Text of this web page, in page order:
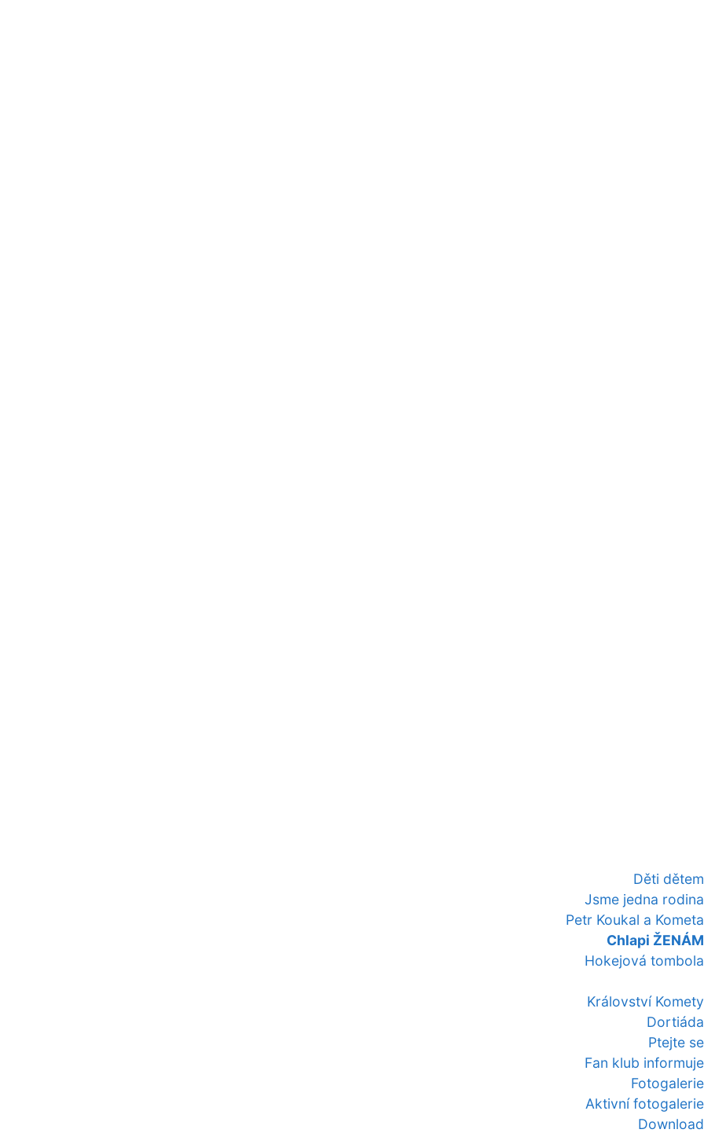
Děti dětem
Jsme jedna rodina
Petr Koukal a Kometa
Chlapi ŽENÁM
Hokejová tombola
Království Komety
Dortiáda
Ptejte se
Fan klub informuje
Fotogalerie
Aktivní fotogalerie
Download